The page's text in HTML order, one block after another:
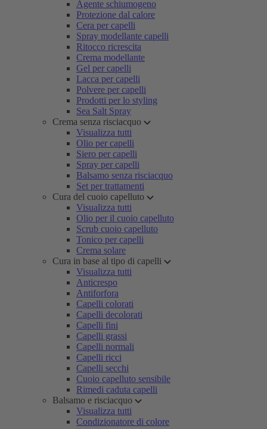
Agente schiumogeno
Protezione dal calore
Cera per capelli
Spray modellante capelli
Ritocco ricrescita
Crema modellante
Gel per capelli
Lacca per capelli
Polvere per capelli
Prodotti per lo styling
Sea Salt Spray
Crema senza risciacquo
Visualizza tutti
Olio per capelli
Siero per capelli
Spray per capelli
Balsamo senza risciacquo
Set per trattamenti
Cura del cuoio capelluto
Visualizza tutti
Olio per il cuoio capelluto
Scrub cuoio capelluto
Tonico per capelli
Crema solare
Cura in base al tipo di capelli
Visualizza tutti
Anticrespo
Antiforfora
Capelli colorati
Capelli decolorati
Capelli fini
Capelli grassi
Capelli normali
Capelli ricci
Capelli secchi
Cuoio capelluto sensibile
Rimedi caduta capelli
Balsamo e risciacquo
Visualizza tutti
Condizionatore di colore